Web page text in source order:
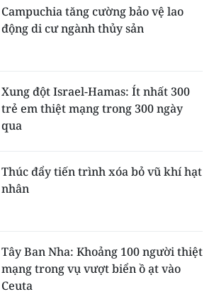
Campuchia tăng cường bảo vệ lao
động di cư ngành thủy sản
Xung đột Israel-Hamas: Ít nhất 300
trẻ em thiệt mạng trong 300 ngày
qua
Thúc đẩy tiến trình xóa bỏ vũ khí hạt
nhân
Tây Ban Nha: Khoảng 100 người thiệt
mạng trong vụ vượt biển ồ ạt vào
Ceuta